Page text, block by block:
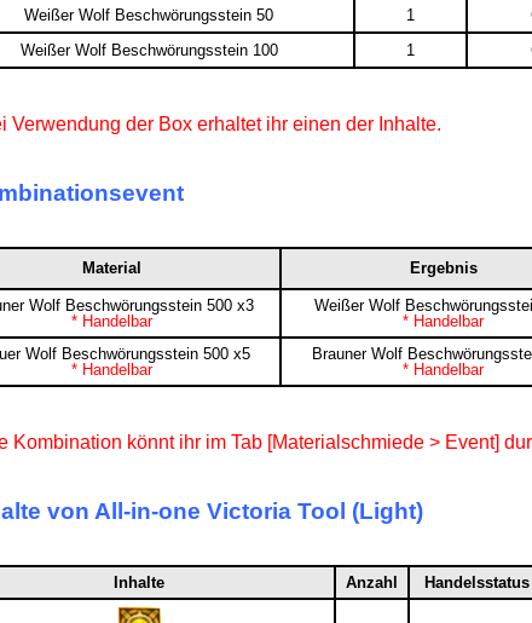
Weißer Wolf Beschwörungsstein 50
1
Weißer Wolf Beschwörungsstein 100
1
Verwendung der Box erhaltet ihr einen der Inhalte.
Material Ergebnis
Wolf Beschwörungsstein 500 x3
* Handelbar
Weißer Wolf
* Handelbar
Wolf Beschwörungsstein 500 x5
* Handelbar
Brauner Wolf
* Handelbar
Kombination könnt ihr im Tab [Materialschmiede > Event]
von All-in-one Victoria Tool (Light)
Inhalte Anzahl Handelsstatus